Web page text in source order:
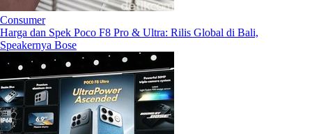
Consumer
Harga dan Spek Poco F8 Pro & Ultra: Rilis Global di Bali,
Speakernya Bose